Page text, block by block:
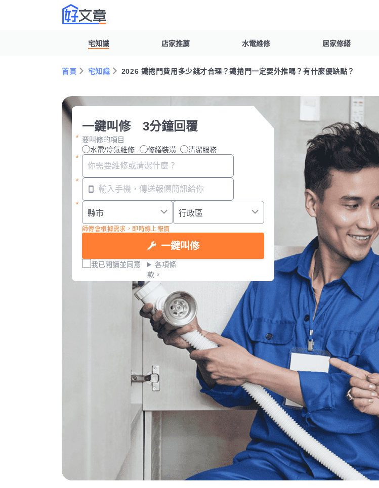
宅知識 店家推薦 水電維修 居家修繕
首頁 宅知識 2026 鐵捲門費用多少錢才合理？鐵捲門一定要外推嗎？有什麼優缺點？
一鍵叫修 3分鐘回覆
要叫修的項目
水電/冷氣維修
修繕裝潢 清潔服務
師傅會根據需求，即時線上報價
一鍵叫修
我已閱讀並同意
各項條
款。